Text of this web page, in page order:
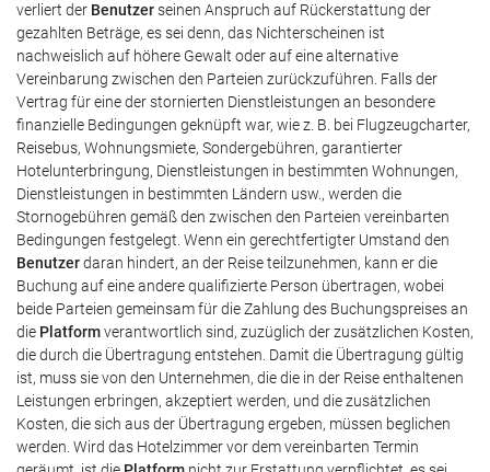
verliert der Benutzerseinen Anspruch auf Rückerstattung der
gezahlten Beträge, es sei denn, das Nichterscheinen ist
nachweislich auf höhere Gewalt oder auf eine alternative
Vereinbarung zwischen den Parteien zurückzuführen. Falls der
Vertrag für eine der stornierten Dienstleistungen an besondere
finanzielle Bedingungen geknüpft war, wie z. B. bei Flugzeugcharter,
Reisebus, Wohnungsmiete, Sondergebühren, garantierter
Hotelunterbringung, Dienstleistungen in bestimmten Wohnungen,
Dienstleistungen in bestimmten Ländern usw., werden die
Stornogebühren gemäß den zwischen den Parteien vereinbarten
Bedingungen festgelegt. Wenn ein gerechtfertigter Umstand den
Benutzerdaran hindert, an der Reise teilzunehmen, kann er die
Buchung auf eine andere qualifizierte Person übertragen, wobei
beide Parteien gemeinsam für die Zahlung des Buchungspreises an
die Platformverantwortlich sind, zuzüglich der zusätzlichen Kosten,
die durch die Übertragung entstehen. Damit die Übertragung gültig
ist, muss sie von den Unternehmen, die die in der Reise enthaltenen
Leistungen erbringen, akzeptiert werden, und die zusätzlichen
Kosten, die sich aus der Übertragung ergeben, müssen beglichen
werden. Wird das Hotelzimmer vor dem vereinbarten Termin